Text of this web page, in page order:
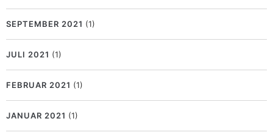
SEPTEMBER 2021 (1)
JULI 2021 (1)
FEBRUAR 2021 (1)
JANUAR 2021 (1)